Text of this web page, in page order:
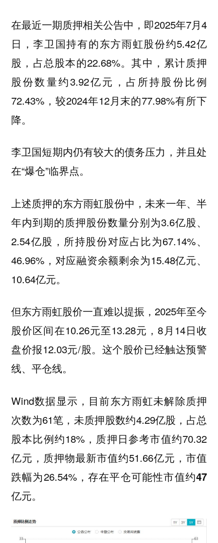
在最近一期质押相关公告中，即2025年7月4
日，李卫国持有的东方雨虹股份约5.42亿
股，占总股本的22.68%。其中，累计质押
股份数量约3.92亿元，占所持股份比例
72.43%，较2024年12月末的77.98%有所下
降。
李卫国短期内仍有较大的债务压力，并且处
在“爆仓”临界点。
上述质押的东方雨虹股份中，未来一年、半
年内到期的质押股份数量分别为3.6亿股、
2.54亿股，所持股份对应占比为67.14%、
46.96%，对应融资余额剩余为15.48亿元、
10.64亿元。
但东方雨虹股价一直难以提振，2025年至今
股价区间在10.26元至13.28元，8月14日收
盘价报12.03元/股。这个股价已经触达预警
线、平仓线。
Wind数据显示，目前东方雨虹未解除质押
次数为61笔，未质押股数约4.29亿股，占总
股本比例约18%，质押日参考市值约70.32
亿元，质押物最新市值约51.66亿元，市值
跌幅为26.54%， 存在平仓可能性市值约47
亿元。